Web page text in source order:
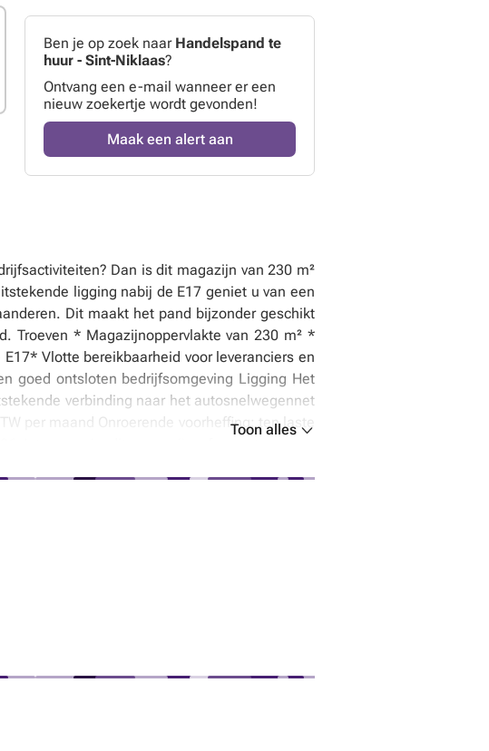
Ben je op zoek naar Handelspand te
huur - Sint-Niklaas?
Ontvang een e-mail wanneer er een
nieuw zoekertje wordt gevonden!
Maak een alert aan
Dan is dit magazijn van 230 m²
ligging nabij de E17 geniet u van een
Dit maakt het pand bijzonder geschikt
Troeven * Magazijnoppervlakte van 230 m² *
Vlotte bereikbaarheid voor leveranciers en
goed ontsloten bedrijfsomgeving Ligging Het
verbinding naar het autosnelwegennet
per maand Onroerende voorheffing: ten laste
Toon alles